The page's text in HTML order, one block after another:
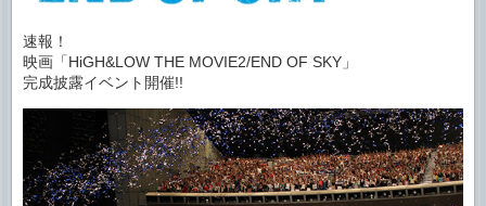
速報！
映画「HiGH&LOW THE MOVIE2/END OF SKY」
完成披露イベント開催!!